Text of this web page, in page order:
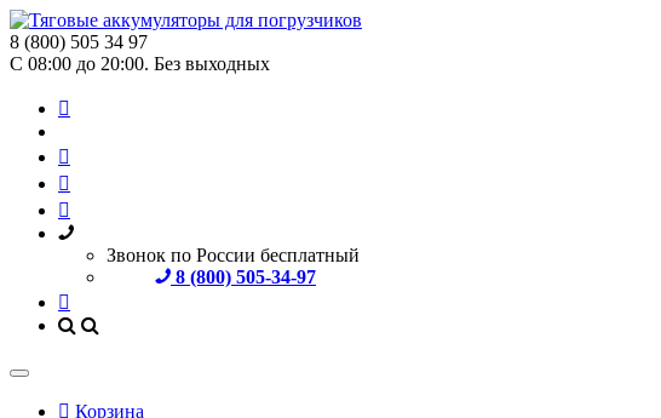
8 (800) 505 34 97
С 08:00 до 20:00. Без выходных
Звонок по России бесплатный
8 (800) 505-34-97
Корзина